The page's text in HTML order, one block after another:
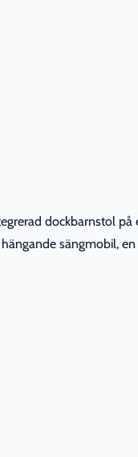
dockbarnstol
sängmobil,